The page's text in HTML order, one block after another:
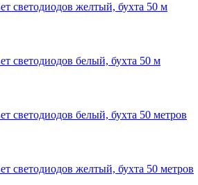
светодиодов желтый, бухта 50 м
светодиодов белый, бухта 50 м
светодиодов белый, бухта 50 метров
светодиодов желтый, бухта 50 метров